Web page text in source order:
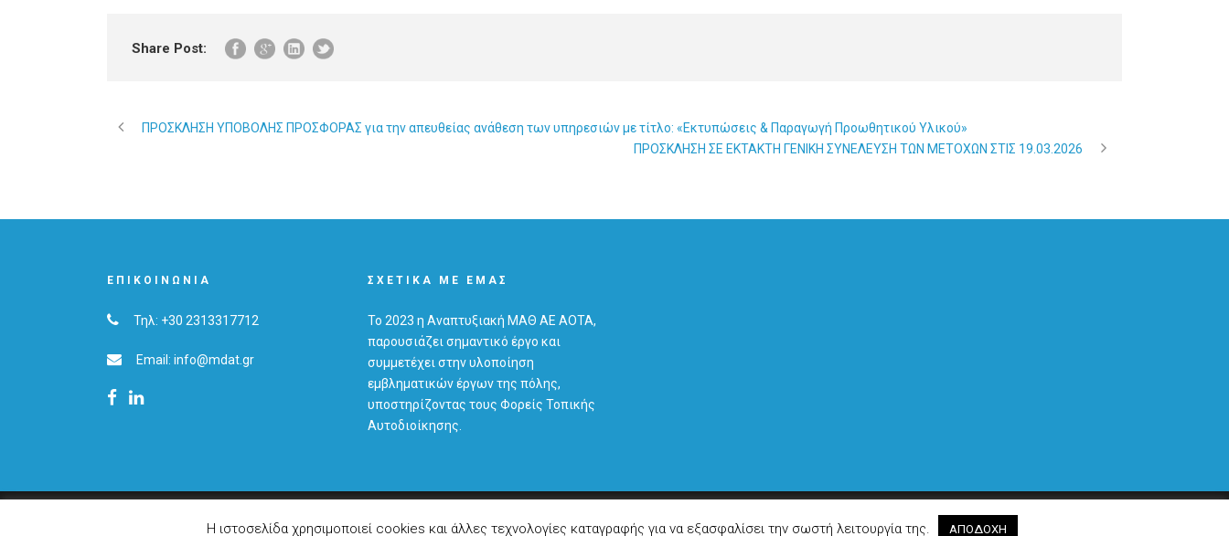
Share Post:
ΠΡΟΣΚΛΗΣΗ ΥΠΟΒΟΛΗΣ ΠΡΟΣΦΟΡΑΣ για την απευθείας ανάθεση των υπηρεσιών με τίτλο: «Εκτυπώσεις & Παραγωγή Προωθητικού Υλικού»
ΠΡΟΣΚΛΗΣΗ ΣΕ EKTAKTH ΓΕΝΙΚΗ ΣΥΝΕΛΕΥΣΗ ΤΩΝ ΜΕΤΟΧΩΝ ΣΤΙΣ 19.03.2026
ΕΠΙΚΟΙΝΩΝΊΑ
Τηλ: +30 2313317712
Email: info@mdat.gr
ΣΧΕΤΙΚΆ ΜΕ ΕΜΆΣ
Το 2023 η Αναπτυξιακή ΜΑΘ ΑΕ ΑΟΤΑ,
παρουσιάζει σημαντικό έργο και
συμμετέχει στην υλοποίηση
εμβληματικών έργων της πόλης,
υποστηρίζοντας τους Φορείς Τοπικής
Αυτοδιοίκησης.
© 2019 Copyright MDAT S.A.Η ιστοσελίδα χρησιμοποιεί cookies και άλλες τεχνολογίες καταγραφής για να εξασφαλίσει την σωστή λειτουργία της. ΑΠΟΔΟΧΗ